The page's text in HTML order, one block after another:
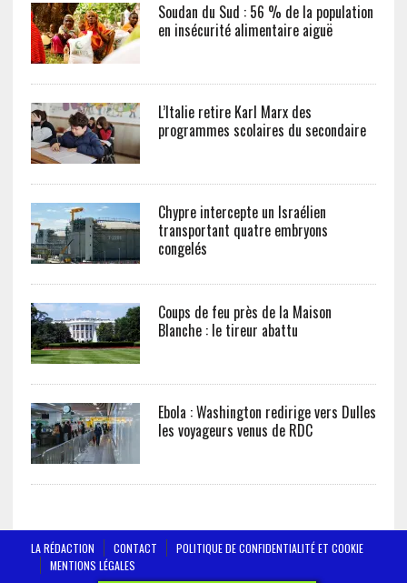
Soudan du Sud : 56 % de la population
en insécurité alimentaire aiguë
L’Italie retire Karl Marx des
programmes scolaires du secondaire
Chypre intercepte un Israélien
transportant quatre embryons
congelés
Coups de feu près de la Maison
Blanche : le tireur abattu
Ebola : Washington redirige vers Dulles
les voyageurs venus de RDC
LA RÉDACTION CONTACT
POLITIQUE DE CONFIDENTIALITÉ ET COOKIE
MENTIONS LÉGALES